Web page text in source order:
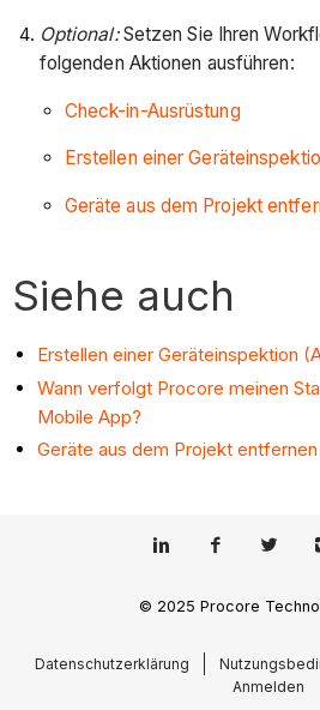
Optional:Setzen Sie Ihren
folgenden Aktionen ausführen:
Check-in-Ausrüstung
Erstellen einer
Geräte aus dem Projekt
Siehe auch
Erstellen einer Geräteinspektion
Wann verfolgt Procore meinen
Mobile App?
Geräte aus dem Projekt
© 2025 Procore
Datenschutzerklärung
Anmelden